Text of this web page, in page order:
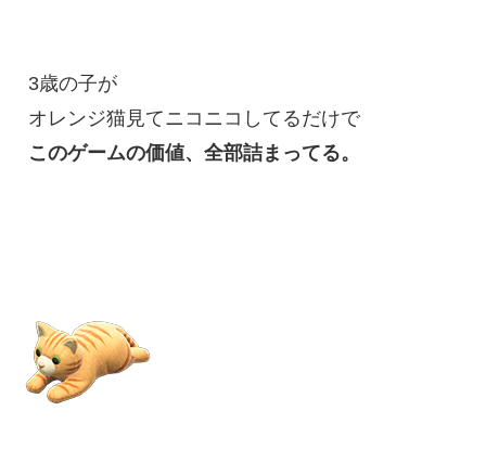
3歳の子が
オレンジ猫見てニコニコしてるだけで
このゲームの価値、全部詰まってる。